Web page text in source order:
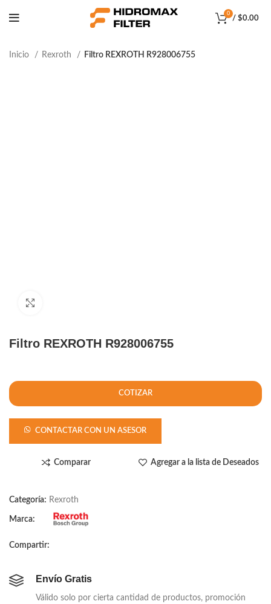
0
/ $0.00
Inicio Rexroth Filtro REXROTH R928006755
Filtro REXROTH R928006755
COTIZAR
CONTACTAR CON UN ASESOR
Comparar Agregar a la lista de Deseados
Categoría: Rexroth
Marca:
Compartir:
Envío Gratis
Válido solo por cierta cantidad de productos, promoción